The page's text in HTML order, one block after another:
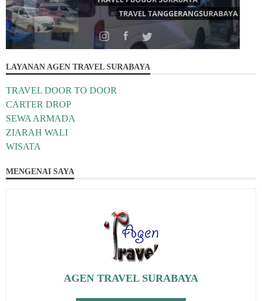
LAYANAN AGEN TRAVEL SURABAYA
TRAVEL DOOR TO DOOR
CARTER DROP
SEWA ARMADA
ZIARAH WALI
WISATA
MENGENAI SAYA
AGEN TRAVEL SURABAYA